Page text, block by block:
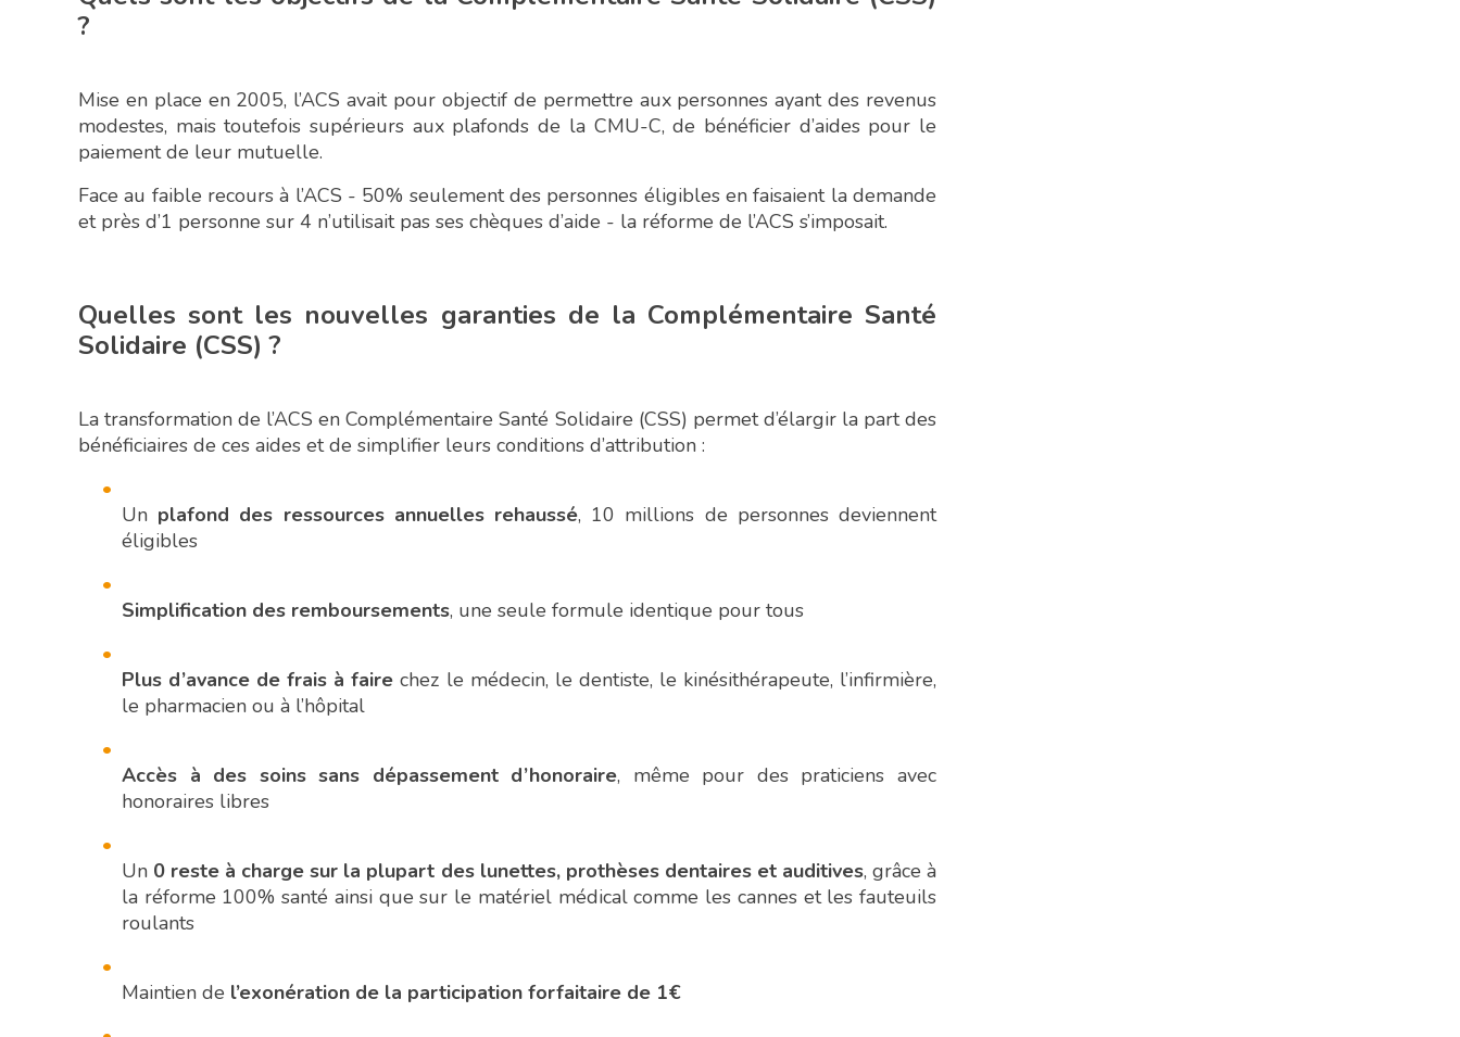
?
Mise en place en 2005, l’ACS avait pour objectif de permettre aux personnes ayant des revenus
modestes, mais toutefois supérieurs aux plafonds de la CMU-C, de bénéficier d’aides pour le
paiement de leur mutuelle.
Face au faible recours à l’ACS - 50% seulement des personnes éligibles en faisaient la demande
et près d’1 personne sur 4 n’utilisait pas ses chèques d’aide - la réforme de l’ACS s’imposait.
Quelles sont les nouvelles garanties de la Complémentaire Santé
Solidaire (CSS) ?
La transformation de l’ACS en Complémentaire Santé Solidaire (CSS) permet d’élargir la part des
bénéficiaires de ces aides et de simplifier leurs conditions d’attribution :
Un plafond des ressources annuelles rehaussé, 10 millions de personnes deviennent
éligibles
Simplification des remboursements, une seule formule identique pour tous
Plus d’avance de frais à faire chez le médecin, le dentiste, le kinésithérapeute, l’infirmière,
le pharmacien ou à l’hôpital
Accès à des soins sans dépassement d’honoraire, même pour des praticiens avec
honoraires libres
Un 0 reste à charge sur la plupart des lunettes, prothèses dentaires et auditives, grâce à
la réforme 100% santé ainsi que sur le matériel médical comme les cannes et les fauteuils
roulants
Maintien de l’exonération de la participation forfaitaire de 1€